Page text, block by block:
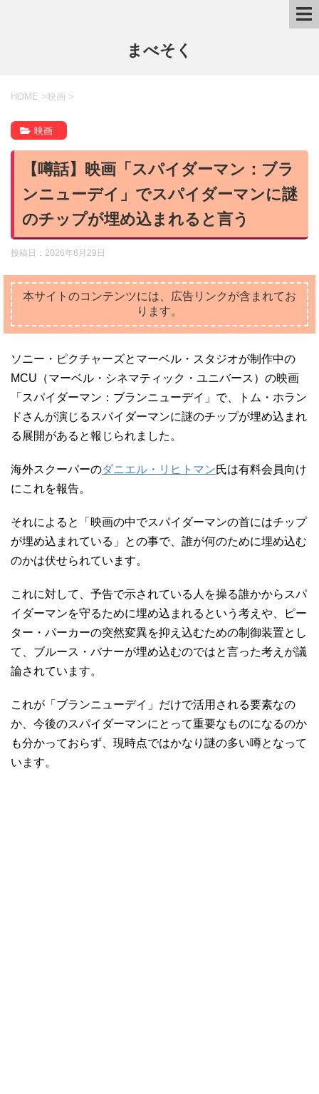
まべそく
HOME > 映画 >
映画
【噂話】映画「スパイダーマン：ブラ
ンニューデイ」でスパイダーマンに謎
のチップが埋め込まれると言う
投稿日： 2026年6月29日
本サイトのコンテンツには、広告リンクが含まれてお
ります。
ソニー・ピクチャーズとマーベル・スタジオが制作中の
MCU（マーベル・シネマティック・ユニバース）の映画
「スパイダーマン：ブランニューデイ」で、トム・ホラン
ドさんが演じるスパイダーマンに謎のチップが埋め込まれ
る展開があると報じられました。
海外スクーパーのダニエル・リヒトマン氏は有料会員向け
にこれを報告。
それによると「映画の中でスパイダーマンの首にはチップ
が埋め込まれている」との事で、誰が何のために埋め込む
のかは伏せられています。
これに対して、予告で示されている人を操る誰かからスパ
イダーマンを守るために埋め込まれるという考えや、ピー
ター・パーカーの突然変異を抑え込むための制御装置とし
て、ブルース・バナーが埋め込むのではと言った考えが議
論されています。
これが「ブランニューデイ」だけで活用される要素なの
か、今後のスパイダーマンにとって重要なものになるのか
も分かっておらず、現時点ではかなり謎の多い噂となって
います。